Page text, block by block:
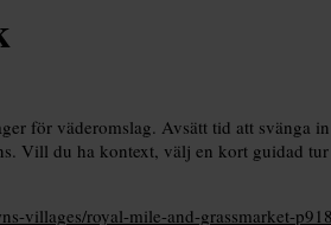
för väderomslag. Avsätt tid att svänga
Vill du ha kontext, välj en kort guidad
villages/royal-mile-and-grassmarket-